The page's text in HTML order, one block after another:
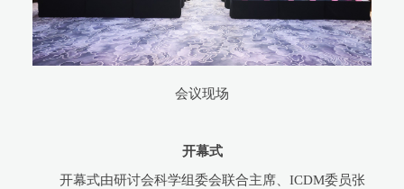
会议现场
开幕式
开幕式由研讨会科学组委会联合主席、ICDM委员张